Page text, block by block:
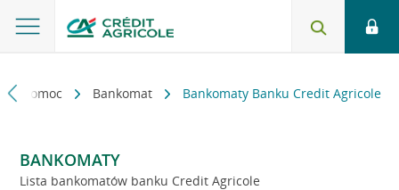
i pomoc Bankomat Bankomaty Banku Credit Agricole
BANKOMATY
Lista bankomatów banku Credit Agricole